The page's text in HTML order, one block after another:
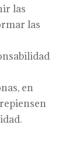
las
las
en